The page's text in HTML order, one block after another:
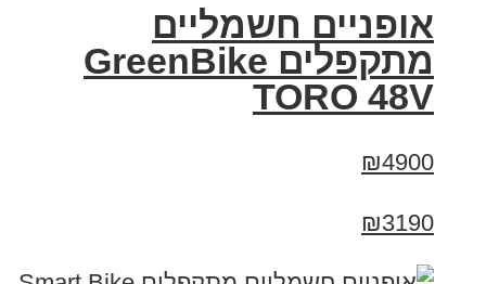
אופניים חשמליים
מתקפלים GreenBike
TORO 48V
₪4900
₪3190